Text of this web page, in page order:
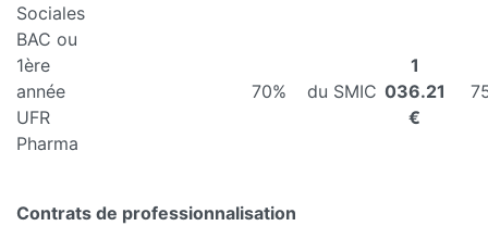
Sociales
BAC ou
1ère
année
UFR
Pharma
70% du SMIC
1
036.21
€
Contrats de professionnalisation